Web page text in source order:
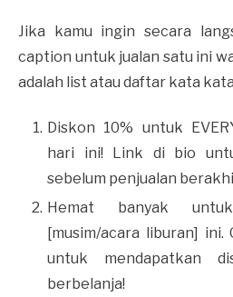
Jika kamu ingin secara
caption untuk jualan satu ini
adalah list atau daftar kata
Diskon 10% untuk
hari ini! Link di bio
sebelum penjualan
Hemat banyak
[musim/acara liburan] ini.
untuk mendapatkan
berbelanja!